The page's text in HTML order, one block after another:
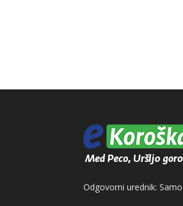
Odgovorni urednik: